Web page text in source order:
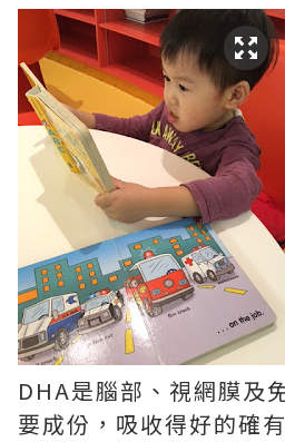
DHA是腦部、視網膜及
要成份，吸收得好的確